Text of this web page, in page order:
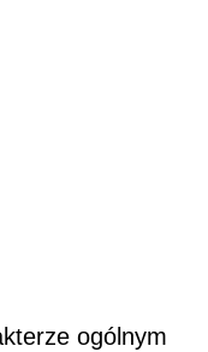
ogólnym